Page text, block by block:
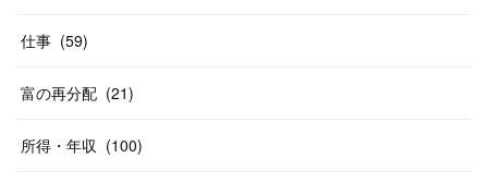
仕事 (59)
富の再分配 (21)
所得・年収 (100)